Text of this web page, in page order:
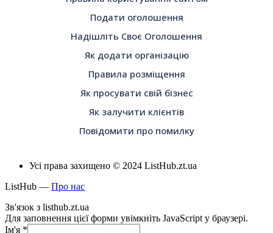
Подати оголошення
Надішліть Своє Оголошення
Як додати організацію
Правила розміщення
Як просувати свій бізнес
Як залучити клієнтів
Повідомити про помилку
Усі права захищено © 2024 ListHub.zt.ua
ListHub — Про нас
Зв'язок з listhub.zt.ua
Для заповнення цієї форми увімкніть JavaScript у браузері.
Ім'я *